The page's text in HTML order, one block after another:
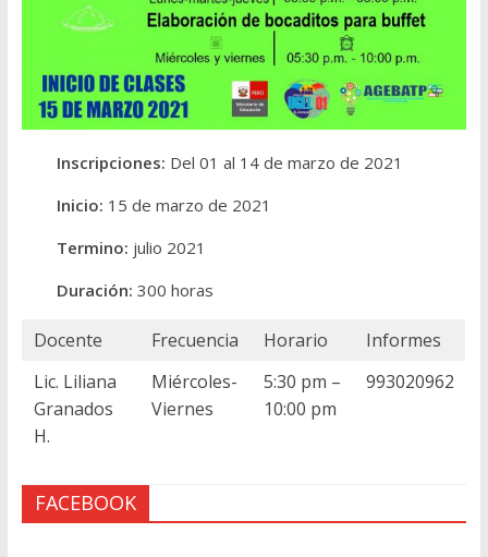
Inscripciones: Del 01 al 14 de marzo de 2021
Inicio: 15 de marzo de 2021
Termino: julio 2021
Duración: 300 horas
Docente Frecuencia Horario
Informes
Lic. Liliana
Granados
H.
Miércoles-
Viernes
5:30 pm –
10:00 pm
993020962
FACEBOOK